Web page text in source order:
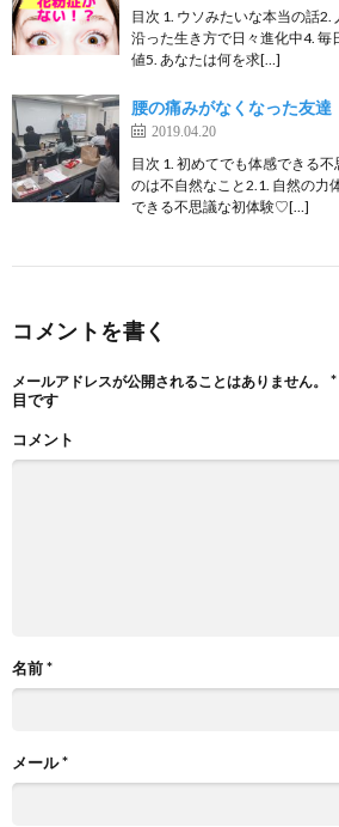
目次 1. ウソみたいな本当の話2.
沿った生き方で日々進化中4. 毎
値5. あなたは何を求[…]
腰の痛みがなくなった友達
2019.04.20
目次 1. 初めてでも体感できる
のは不自然なこと2.1. 自然の力
できる不思議な初体験♡[…]
コメントを書く
メールアドレスが公開されることはありません。 *
目です
コメント
名前*
メール*